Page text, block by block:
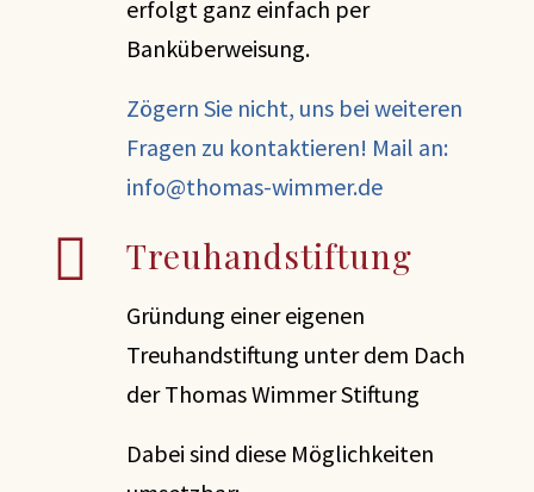
erfolgt ganz einfach per
Banküberweisung.
Zögern Sie nicht, uns bei weiteren
Fragen zu kontaktieren! Mail an:
info@thomas-wimmer.de
Treuhandstiftung
Gründung einer eigenen
Treuhandstiftung unter dem Dach
der Thomas Wimmer Stiftung
Dabei sind diese Möglichkeiten